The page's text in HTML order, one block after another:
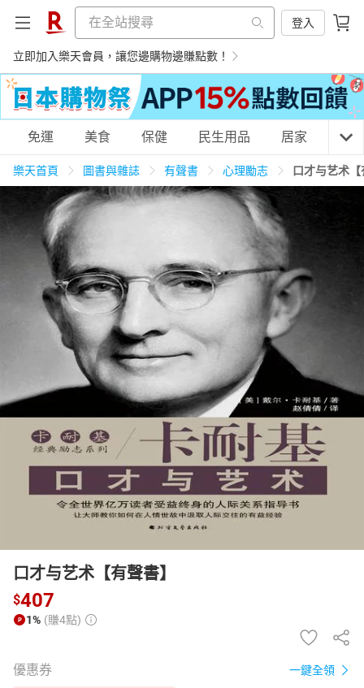
登入
立即加入樂天會員，讓您邊購物邊賺點數！
購物網分類
天天免運 養生保健 民生用品
居家生活 3C家電 運動休閒 親子玩具
男裝 化妝保養
電子/紙本書
HOT
免運 美食 保健 民生用品 居家 3C
樂天首頁 圖書與雜誌 有聲書 心理勵志 口才与艺术
口才与艺术【有聲書】
$407
1% (賺4點)
優惠券 一鍵全領